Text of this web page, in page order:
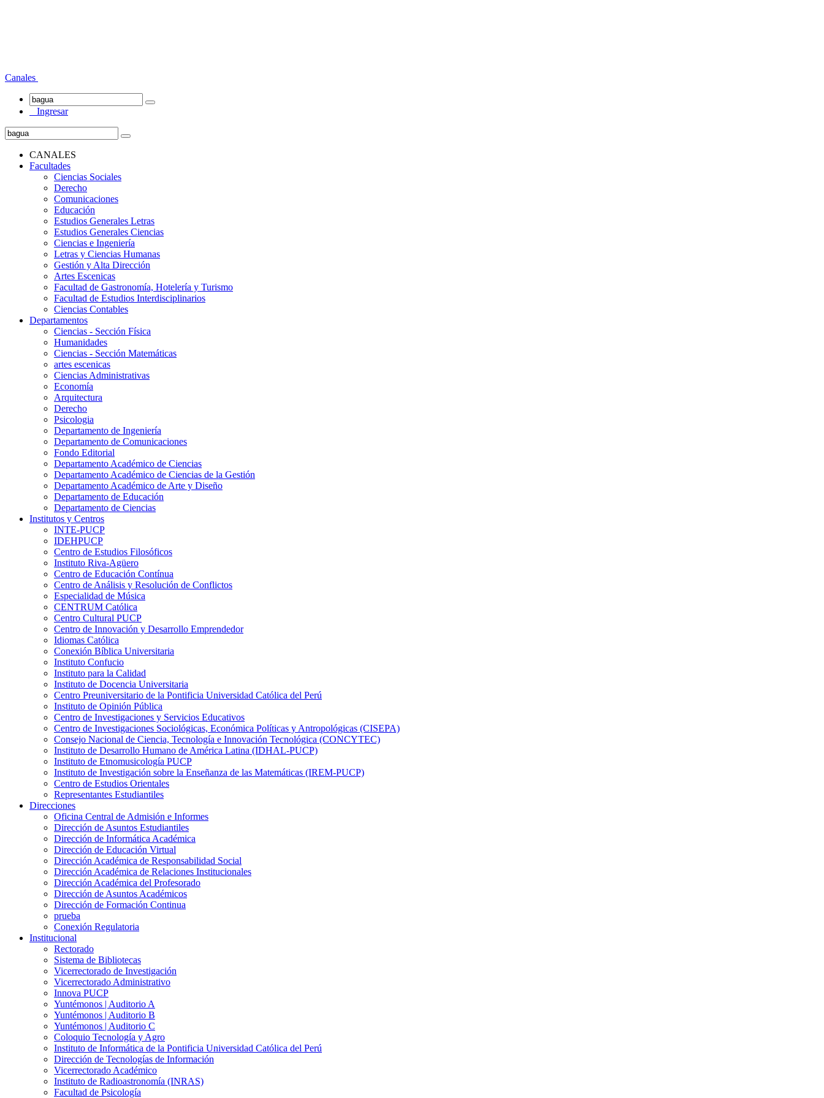
Canales
Ingresar
CANALES
Facultades
Ciencias Sociales
Derecho
Comunicaciones
Educación
Estudios Generales Letras
Estudios Generales Ciencias
Ciencias e Ingeniería
Letras y Ciencias Humanas
Gestión y Alta Dirección
Artes Escenicas
Facultad de Gastronomía, Hotelería y Turismo
Facultad de Estudios Interdisciplinarios
Ciencias Contables
Departamentos
Ciencias - Sección Física
Humanidades
Ciencias - Sección Matemáticas
artes escenicas
Ciencias Administrativas
Economía
Arquitectura
Derecho
Psicologia
Departamento de Ingeniería
Departamento de Comunicaciones
Fondo Editorial
Departamento Académico de Ciencias
Departamento Académico de Ciencias de la Gestión
Departamento Académico de Arte y Diseño
Departamento de Educación
Departamento de Ciencias
Institutos y Centros
INTE-PUCP
IDEHPUCP
Centro de Estudios Filosóficos
Instituto Riva-Agüero
Centro de Educación Contínua
Centro de Análisis y Resolución de Conflictos
Especialidad de Música
CENTRUM Católica
Centro Cultural PUCP
Centro de Innovación y Desarrollo Emprendedor
Idiomas Católica
Conexión Bíblica Universitaria
Instituto Confucio
Instituto para la Calidad
Instituto de Docencia Universitaria
Centro Preuniversitario de la Pontificia Universidad Católica del Perú
Instituto de Opinión Pública
Centro de Investigaciones y Servicios Educativos
Centro de Investigaciones Sociológicas, Económica Políticas y Antropológicas (CISEPA)
Consejo Nacional de Ciencia, Tecnología e Innovación Tecnológica (CONCYTEC)
Instituto de Desarrollo Humano de América Latina (IDHAL-PUCP)
Instituto de Etnomusicología PUCP
Instituto de Investigación sobre la Enseñanza de las Matemáticas (IREM-PUCP)
Centro de Estudios Orientales
Representantes Estudiantiles
Direcciones
Oficina Central de Admisión e Informes
Dirección de Asuntos Estudiantiles
Dirección de Informática Académica
Dirección de Educación Virtual
Dirección Académica de Responsabilidad Social
Dirección Académica de Relaciones Institucionales
Dirección Académica del Profesorado
Dirección de Asuntos Académicos
Dirección de Formación Continua
prueba
Conexión Regulatoria
Institucional
Rectorado
Sistema de Bibliotecas
Vicerrectorado de Investigación
Vicerrectorado Administrativo
Innova PUCP
Yuntémonos | Auditorio A
Yuntémonos | Auditorio B
Yuntémonos | Auditorio C
Coloquio Tecnología y Agro
Instituto de Informática de la Pontificia Universidad Católica del Perú
Dirección de Tecnologías de Información
Vicerrectorado Académico
Instituto de Radioastronomía (INRAS)
Facultad de Psicología